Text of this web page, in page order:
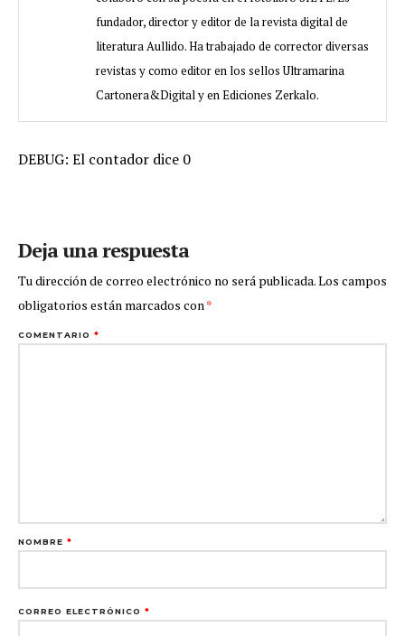
fundador, director y editor de la revista digital de
literatura Aullido. Ha trabajado de corrector diversas
revistas y como editor en los sellos Ultramarina
Cartonera&Digital y en Ediciones Zerkalo.
DEBUG: El contador dice 0
Deja una respuesta
Tu dirección de correo electrónico no será publicada.Los campos
obligatorios están marcados con*
COMENTARIO *
NOMBRE *
CORREO ELECTRÓNICO *